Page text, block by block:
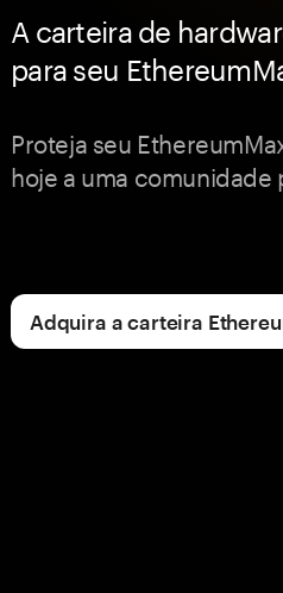
A carteira de
para seu
Proteja seu
hoje a uma
Adquira a carteira